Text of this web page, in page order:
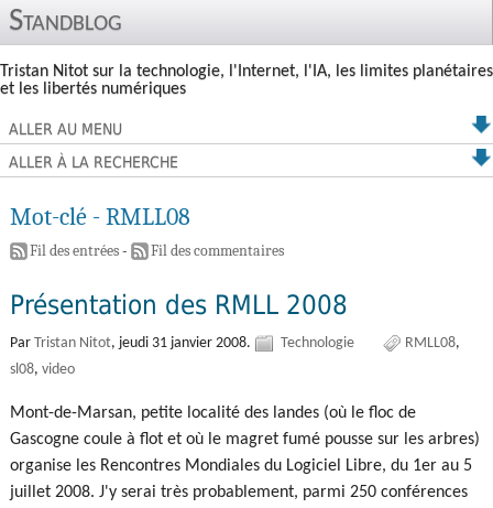
Standblog
Tristan Nitot sur la technologie, l'Internet, l'IA, les limites planétaires
et les libertés numériques
ALLER AU MENU
ALLER À LA RECHERCHE
Mot-clé - RMLL08
Fil des entrées- Fil des commentaires
Présentation des RMLL 2008
Par Tristan Nitot, jeudi 31 janvier 2008. Technologie
RMLL08
sl08 video
Mont-de-Marsan, petite localité des landes (où le floc de
Gascogne coule à flot et où le magret fumé pousse sur les arbres)
organise les Rencontres Mondiales du Logiciel Libre, du 1er au 5
juillet 2008. J'y serai très probablement, parmi 250 conférences